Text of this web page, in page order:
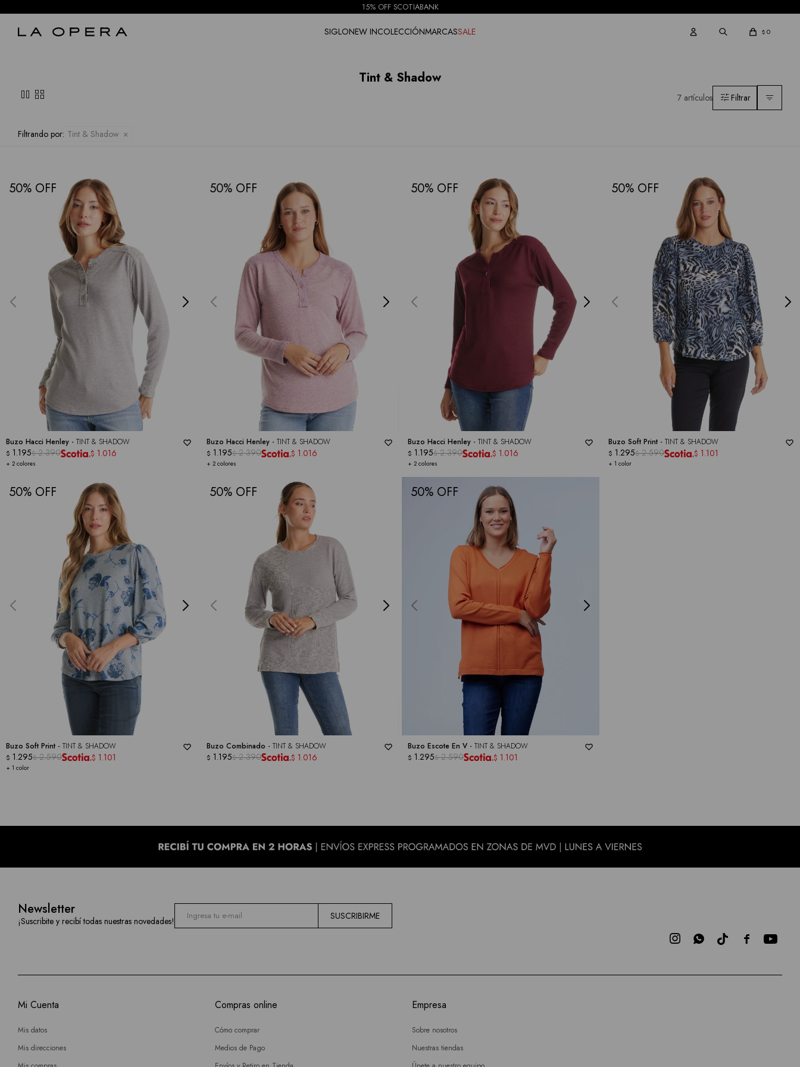
15% OFF SCOTIABANK
SIGLONEW INCOLECCIÓNMARCASSALE $ 0
Tint & Shadow
pause grid_view 7 artículos
Filtrando por: Tint & Shadow
50
Buzo Hacci Henley - TINT & SHADOW
+ 2 colores
$ 1.195$ 2.390 $ 1.016
50
Buzo Hacci Henley -TINT & SHADOW
+ 2 colores
$ 1.195$ 2.390 $ 1.016
50
Buzo Hacci Henley - TINT & SHADOW
+ 2 colores
$ 1.195$ 2.390 $ 1.016
50
Buzo Soft Print - TINT & SHADOW
+ 1 color
$ 1.295$ 2.590 $ 1.101
50
Buzo Soft Print - TINT & SHADOW
+ 1 color
$ 1.295$ 2.590 $ 1.101
50
Buzo Combinado -TINT & SHADOW
$ 1.195$ 2.390 $ 1.016
50
Buzo Escote En V - TINT & SHADOW
$ 1.295$ 2.590 $ 1.101
Newsletter
¡Suscribite y recibí todas nuestras novedades! SUSCRIBIRME

 
Mi Cuenta
Mis datos
Mis direcciones
Compras online
Cómo comprar
Medios de Pago
Empresa
Sobre nosotros
Nuestras tiendas